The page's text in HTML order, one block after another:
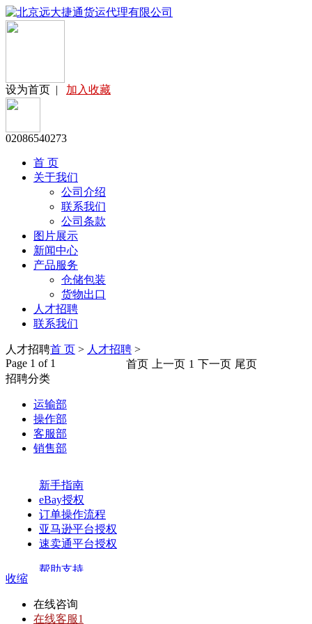
设为首页 | 加入收藏
02086540273
首 页
关于我们
公司介绍
联系我们
公司条款
图片展示
新闻中心
产品服务
仓储包装
货物出口
人才招聘
联系我们
人才招聘首 页 > 人才招聘 >
Page 1 of 1
首页 上一页 1 下一页 尾页
招聘分类
运输部
操作部
客服部
销售部
收缩
在线咨询
在线客服1